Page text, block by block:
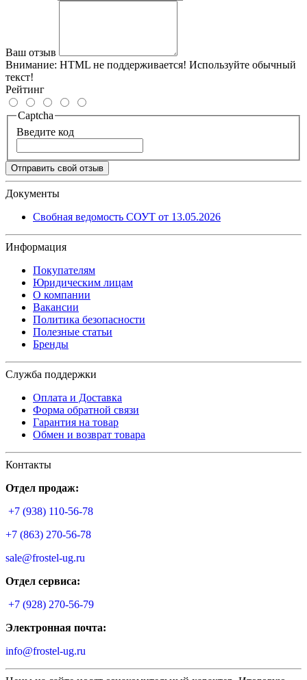
Ваш отзыв
Внимание: HTML не поддерживается! Используйте обычный
текст!
Рейтинг
Captcha
Введите код
Отправить свой отзыв
Документы
Свобная ведомость СОУТ от 13.05.2026
Информация
Покупателям
Юридическим лицам
О компании
Вакансии
Политика безопасности
Полезные статьи
Бренды
Служба поддержки
Оплата и Доставка
Форма обратной связи
Гарантия на товар
Обмен и возврат товара
Контакты
Отдел продаж:
+7 (938) 110-56-78
+7 (863) 270-56-78
sale@frostel-ug.ru
Отдел сервиса:
+7 (928) 270-56-79
Электронная почта:
info@frostel-ug.ru